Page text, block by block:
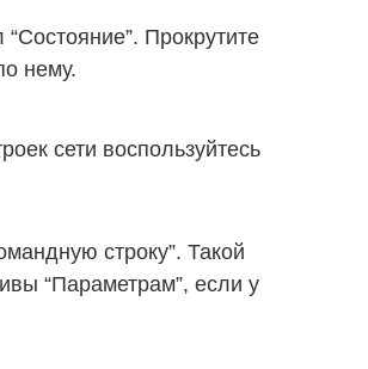
Прокрутите
нему.
сети воспользуйтесь
строку”. Такой
“Параметрам”, если у